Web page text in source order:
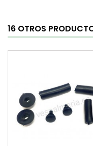
16 OTROS